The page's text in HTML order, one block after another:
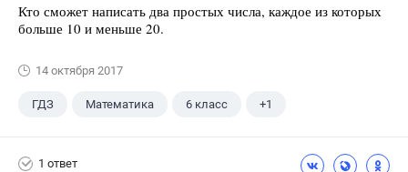
Кто сможет написать два простых числа, каждое из которых
больше 10 и меньше 20.
14 октября 2017
ГДЗ Математика 6 класс +1
1 ответ